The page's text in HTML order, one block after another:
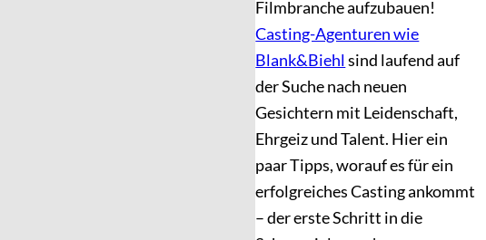
Filmbranche aufzubauen!
Casting-Agenturen wie
Blank&Biehlsind laufend auf
der Suche nach neuen
Gesichtern mit Leidenschaft,
Ehrgeiz und Talent. Hier ein
paar Tipps, worauf es für ein
erfolgreiches Casting ankommt
– der erste Schritt in die